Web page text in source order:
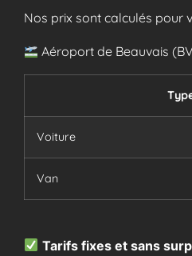
Nos prix sont calculés pour
Aéroport de Beauvais
Voiture
Van
Tarifs fixes et sans